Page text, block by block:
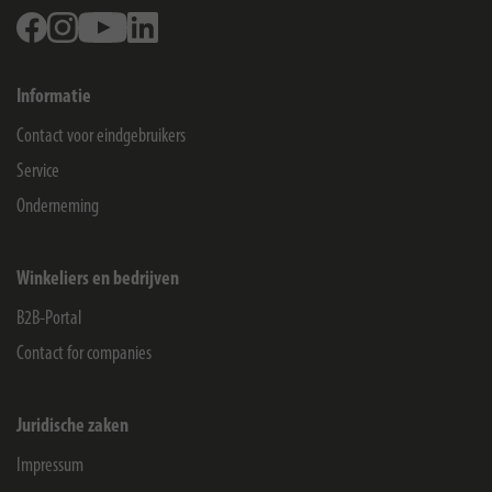
FacebookInstagramYoutube
Informatie
Contact voor eindgebruikers
Service
Onderneming
Winkeliers en bedrijven
B2B-Portal
Contact for companies
Juridische zaken
Impressum